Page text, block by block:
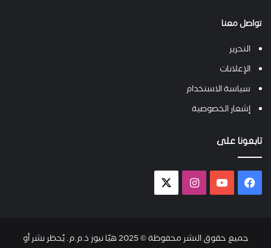
تواصل معنا
التحرير
الإعلانات
سياسة الاستخدام
إشعار الخصوصية
تابعونا على
فيسبوك يوتيوب انستقرام
جميع حقوق النشر محفوظة © 2025 هيّا نيوز ذ.م.م. يُحظر نشر أو